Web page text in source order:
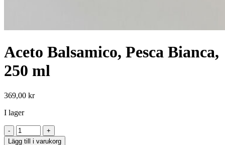
Aceto Balsamico, Pesca Bianca,
250 ml
369,00 kr
I lager
Aceto
Balsamico,
Lägg till i varukorg